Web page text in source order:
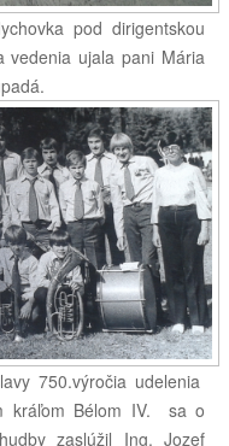
pod dirigentskou
vedenia ujala pani Mária
750.výročia udelenia
kráľom Bélom IV. sa o
zaslúžil Ing. Jozef